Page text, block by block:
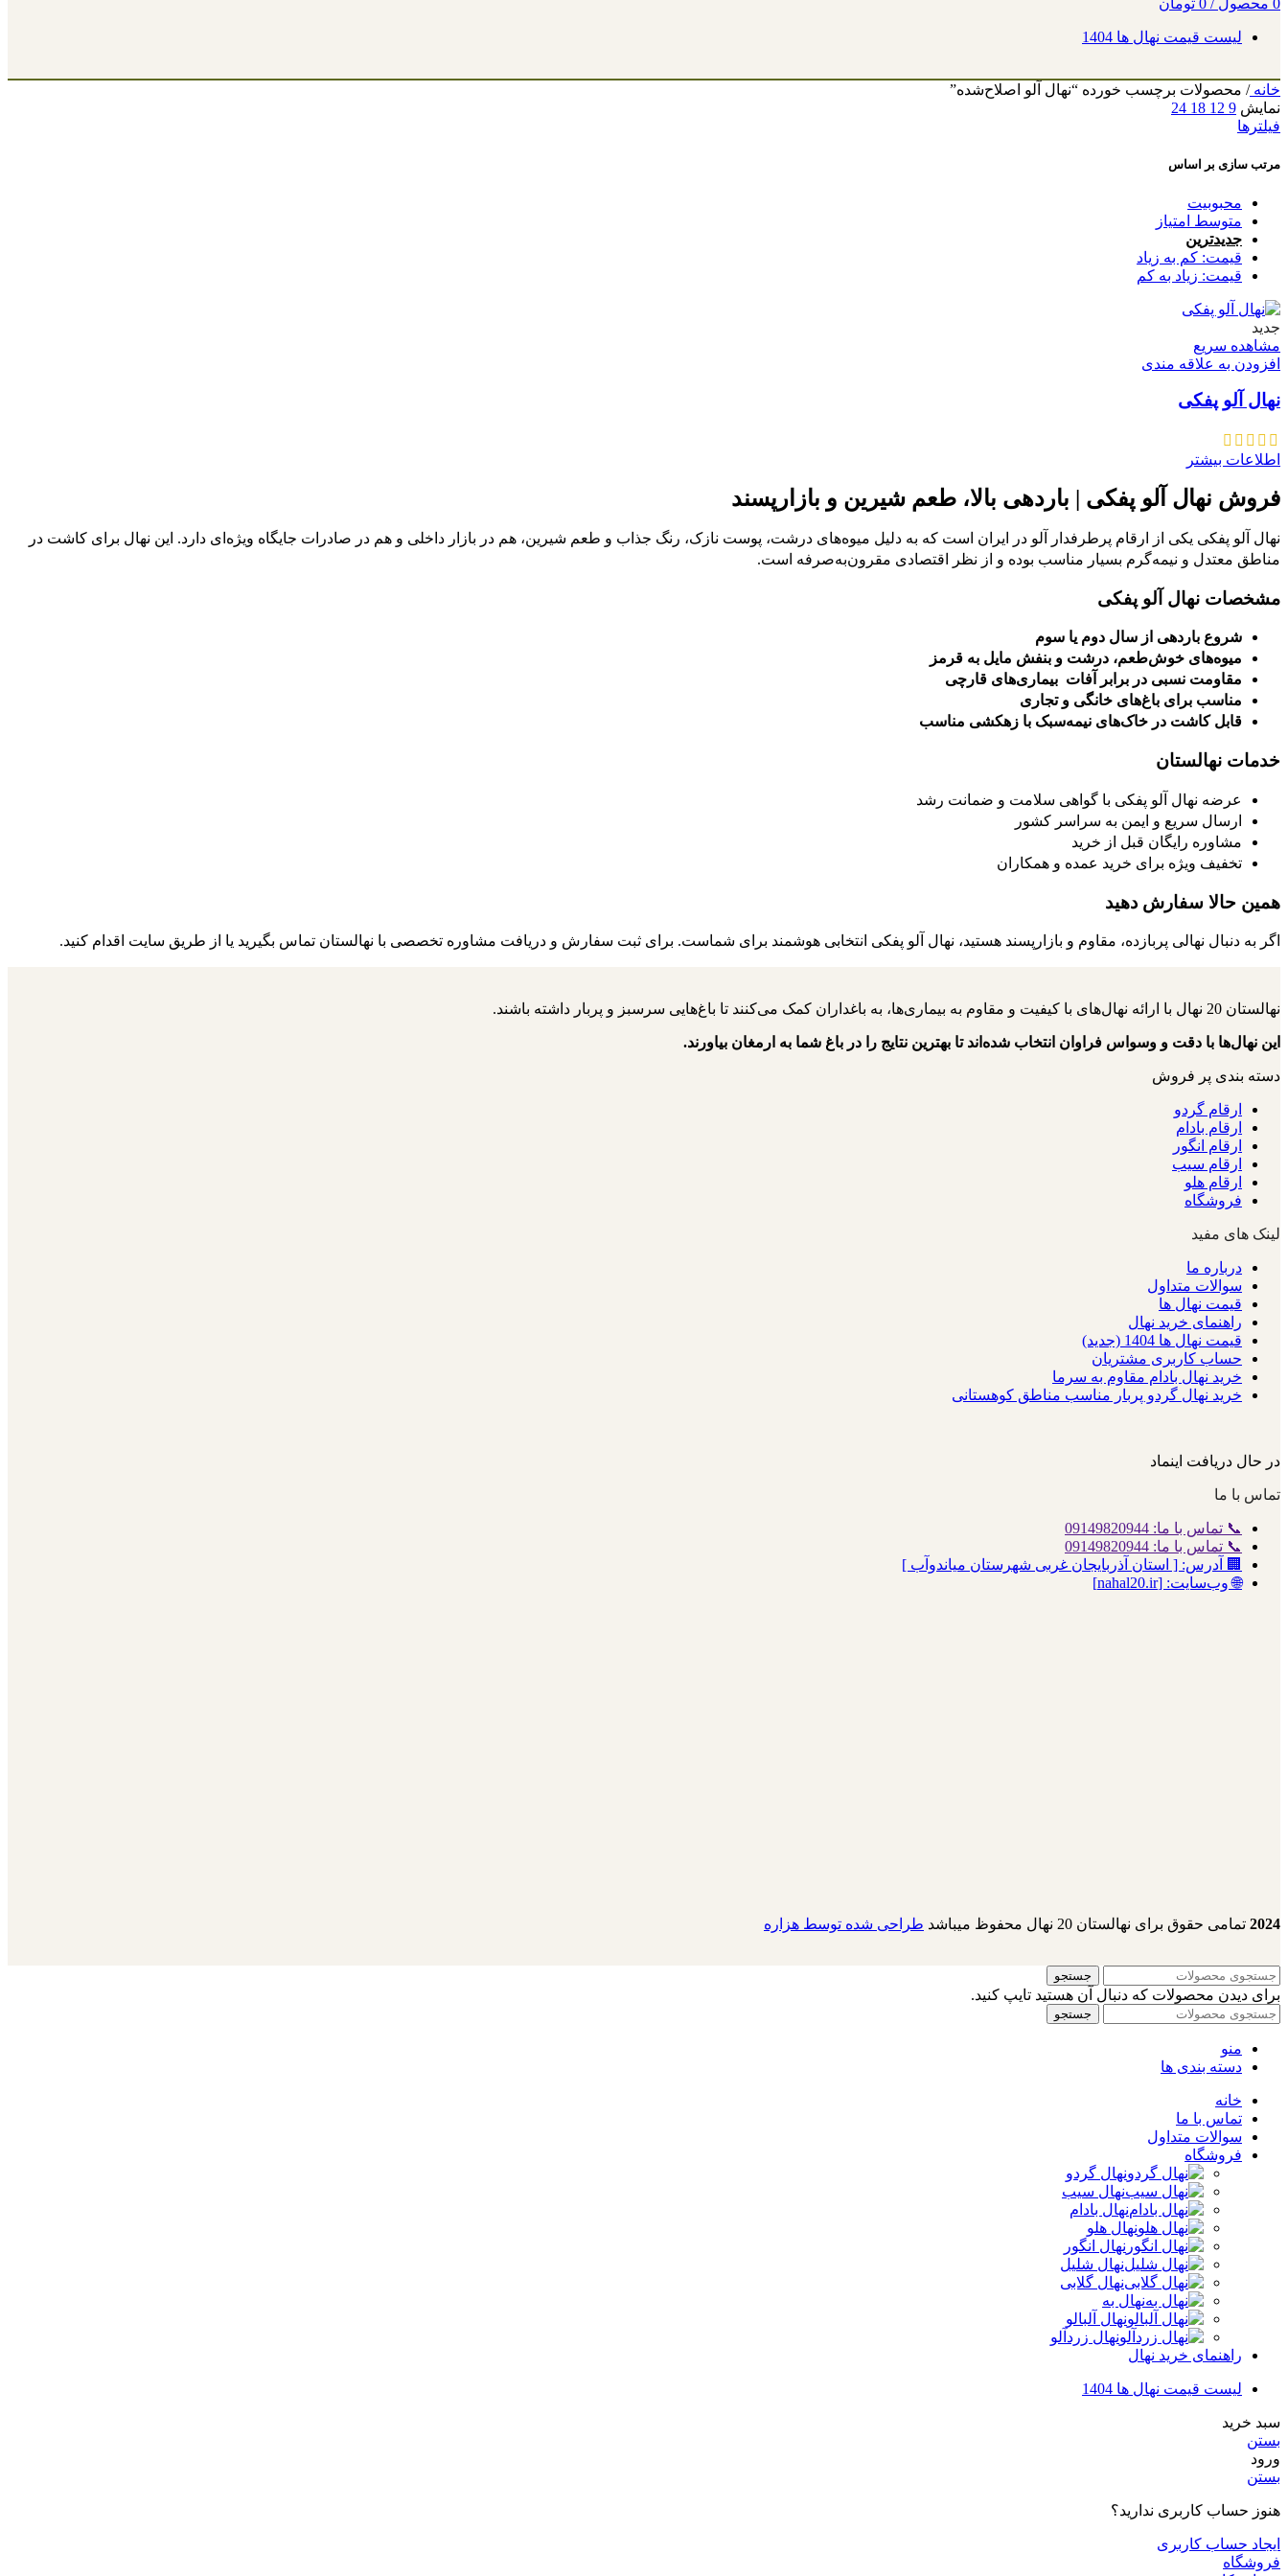
0 محصول /
0 تومان
لیست قیمت نهال ها 1404
خانه/ محصولات برچسب خورده “نهال آلو اصلاح‌شده”
نمایش 9
12
18
24
فیلترها
مرتب سازی بر اساس
محبوبیت
متوسط امتیاز
جدیدترین
قیمت: کم به زیاد
قیمت: زیاد به کم
جدید
مشاهده سریع
افزودن به علاقه مندی
نهال آلو پفکی
اطلاعات بیشتر
فروش نهال آلو پفکی | باردهی بالا، طعم شیرین و بازارپسند
نهال آلو پفکی یکی از ارقام پرطرفدار آلو در ایران است که به دلیل میوه‌های درشت، پوست نازک، رنگ جذاب و طعم شیرین، هم در بازار داخلی و هم در صادرات جایگاه ویژه‌ای دارد. این نهال برای کاشت در
مناطق معتدل و نیمه‌گرم بسیار مناسب بوده و از نظر اقتصادی مقرون‌به‌صرفه است.
مشخصات نهال آلو پفکی
شروع باردهی از سال دوم یا سوم
میوه‌های خوش‌طعم، درشت و بنفش مایل به قرمز
مقاومت نسبی در برابر آفات بیماری‌های قارچی
مناسب برای باغ‌های خانگی و تجاری
قابل کاشت در خاک‌های نیمه‌سبک با زهکشی مناسب
خدمات نهالستان
عرضه نهال آلو پفکی با گواهی سلامت و ضمانت رشد
ارسال سریع و ایمن به سراسر کشور
مشاوره رایگان قبل از خرید
تخفیف ویژه برای خرید عمده و همکاران
همین حالا سفارش دهید
اگر به دنبال نهالی پربازده، مقاوم و بازارپسند هستید، نهال آلو پفکی انتخابی هوشمند برای شماست. برای ثبت سفارش و دریافت مشاوره تخصصی با نهالستان تماس بگیرید یا از طریق سایت اقدام کنید.
نهالستان 20 نهال با ارائه نهال‌های با کیفیت و مقاوم به بیماری‌ها، به باغداران کمک می‌کنند تا باغ‌هایی سرسبز و پربار داشته باشند.
این نهال‌ها با دقت و وسواس فراوان انتخاب شده‌اند تا بهترین نتایج را در باغ شما به ارمغان بیاورند.
دسته بندی پر فروش
ارقام گردو
ارقام بادام
ارقام انگور
ارقام سیب
ارقام هلو
فروشگاه
لینک های مفید
درباره ما
سوالات متداول
قیمت نهال ها
راهنمای خرید نهال
قیمت نهال ها 1404 (جدید)
حساب کاربری مشتریان
خرید نهال بادام مقاوم به سرما
خرید نهال گردو پربار مناسب مناطق کوهستانی
در حال دریافت اینماد
تماس با ما
📞 تماس با ما: 09149820944
📞 تماس با ما: 09149820944
🏢 آدرس: [ استان آذربایجان غربی شهرستان میاندوآب ]
🌐 وب‌سایت: [nahal20.ir]
2024 تمامی حقوق برای نهالستان 20 نهال محفوظ میباشد طراحی شده توسط هزاره
جستجو
برای دیدن محصولات که دنبال آن هستید تایپ کنید.
جستجو
منو
دسته بندی ها
خانه
تماس با ما
سوالات متداول
فروشگاه
نهال گردو
نهال سیب
نهال بادام
نهال هلو
نهال انگور
نهال شلیل
نهال گلابی
نهال به
نهال آلبالو
نهال زردآلو
راهنمای خرید نهال
لیست قیمت نهال ها 1404
سبد خرید
بستن
ورود
بستن
هنوز حساب کاربری ندارید؟
ایجاد حساب کاربری
فروشگاه